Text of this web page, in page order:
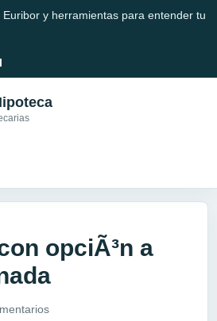
y herramientas para entender tu
opciÃ³n a